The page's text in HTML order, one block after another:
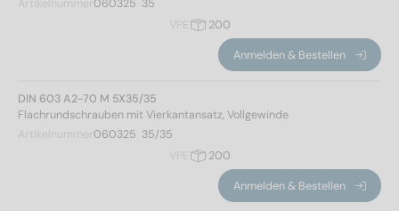
Artikelnummer060325  35
VPE
200
Anmelden & Bestellen
DIN 603 A2-70 M 5X35/35
Flachrundschrauben mit Vierkantansatz, Vollgewinde
Artikelnummer060325  35/35
VPE
200
Anmelden & Bestellen